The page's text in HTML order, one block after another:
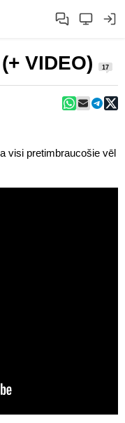
VIDEO) 17
visi pretimbraucošie vēl